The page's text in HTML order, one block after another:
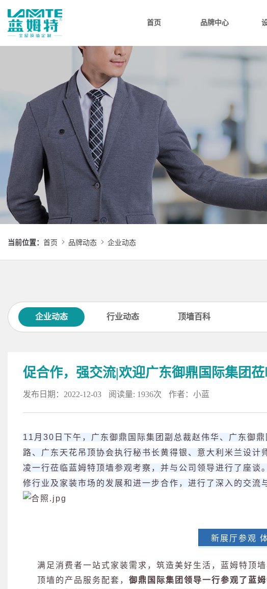
首页 品牌中心
当前位置： 首页 品牌动态 企业动态
企业动态 行业动态 顶墙百科
促合作，强交流|欢迎广东御鼎国际集团
发布日期：2022-12-03 阅读量: 1936次 作者：小蓝
11月30日下午，广东御鼎国际集团副总裁赵伟华、广东御
路、广东天花吊顶协会执行秘书长黄得银、意大利米兰设
凌一行莅临蓝姆特顶墙参观考察，并与公司领导进行了座
修行业及家装市场的发展和进一步合作，进行了深入的交流
新展厅参观
满足消费者一站式家装需求，筑造美好生活，蓝姆特顶
顶墙的产品服务配套，御鼎国际集团领导一行参观了蓝